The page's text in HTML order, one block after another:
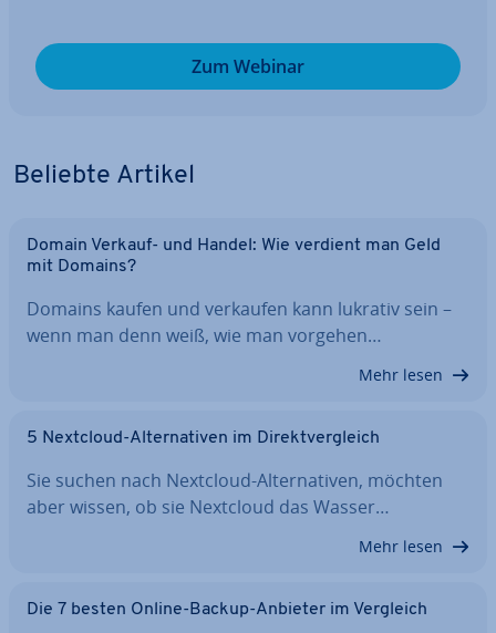
Zum Webinar
Beliebte Artikel
Domain Verkauf- und Handel: Wie verdient man Geld
mit Domains?
Domains kaufen und verkaufen kann lukrativ sein –
wenn man denn weiß, wie man vorgehen…
Mehr lesen
5 Nextcloud-Al­ter­na­ti­ven im Di­rekt­ver­gleich
Sie suchen nach Nextcloud-Al­ter­na­ti­ven, möchten
aber wissen, ob sie Nextcloud das Wasser…
Mehr lesen
Die 7 besten Online-Backup-Anbieter im Vergleich